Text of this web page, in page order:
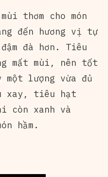
thơm cho món
đến hương vị tự
đà hơn. Tiêu
mất mùi, nên tốt
lượng vừa đủ
xay, tiêu hạt
còn xanh và
hầm.